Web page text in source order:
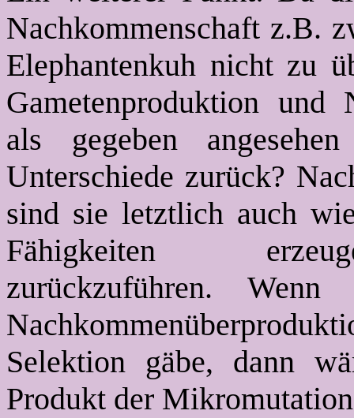
Nachkommenschaft z.B.
Elephantenkuh nicht zu
Gametenproduktion und
als gegeben
Unterschiede zurück?
sind sie letztlich auch
Fähigkeiten
zurückzuführen.
Selektion gäbe, dann
Produkt der